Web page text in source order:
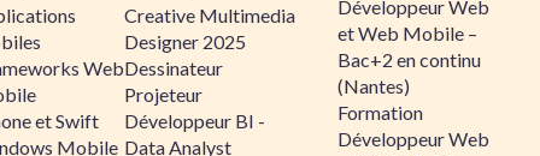
Web
et Swift
Mobile
Creative Multimedia
Designer 2025
Dessinateur
Projeteur
Développeur BI -
Data Analyst
Développeur Web
et Web Mobile –
Bac+2 en continu
(Nantes)
Formation
Développeur Web